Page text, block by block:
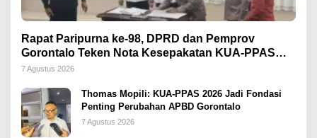
Rapat Paripurna ke-98, DPRD dan Pemprov
Gorontalo Teken Nota Kesepakatan KUA-PPAS
2026
7 Agustus 2026
Thomas Mopili: KUA-PPAS 2026 Jadi Fondasi
Penting Perubahan APBD Gorontalo
7 Agustus 2026